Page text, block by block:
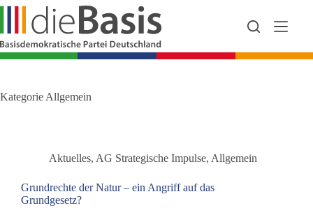
Zum
springen
Kategorie Allgemein
Aktuelles, AG Strategische Impulse, Allgemein
Grundrechte der Natur – ein Angriff auf das
Grundgesetz?